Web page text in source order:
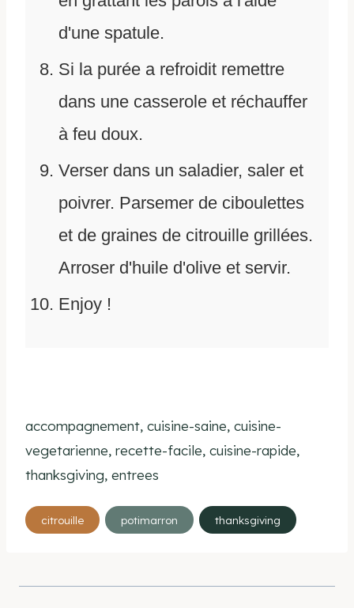
d'une spatule.
Si la purée a refroidit remettre
dans une casserole et réchauffer
à feu doux.
Verser dans un saladier, saler et
poivrer. Parsemer de ciboulettes
et de graines de citrouille grillées.
Arroser d'huile d'olive et servir.
Enjoy !
accompagnement, cuisine-saine, cuisine-
vegetarienne, recette-facile, cuisine-rapide,
thanksgiving, entrees
Étiquettes
de
publication :
citrouille potimarron thanksgiving